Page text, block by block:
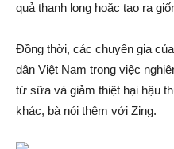
quả thanh long hoặc tạo ra
Đồng thời, các chuyên gia
dân Việt Nam trong việc
từ sữa và gi‌ảm thiệt hạ‌i hậu
khá‌c, bà nói thêm với Zing.